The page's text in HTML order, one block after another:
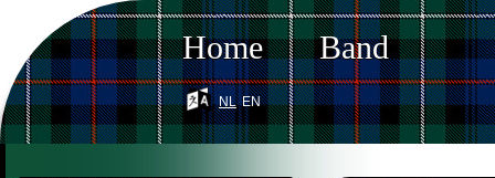
Home Band
nl en